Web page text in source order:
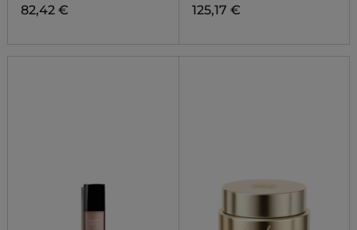
82,42 € 125,17 €